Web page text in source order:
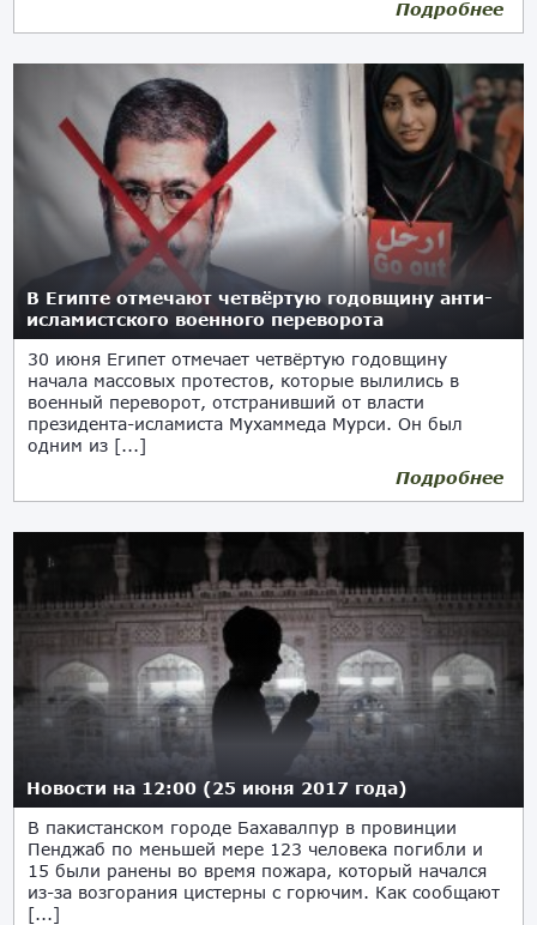
Подробнее
В Египте отмечают четвёртую годовщину анти-
исламистского военного переворота
30 июня Египет отмечает четвёртую годовщину
начала массовых протестов, которые вылились в
военный переворот, отстранивший от власти
президента-исламиста Мухаммеда Мурси. Он был
одним из [...]
Подробнее
Новости на 12:00 (25 июня 2017 года)
В пакистанском городе Бахавалпур в провинции
Пенджаб по меньшей мере 123 человека погибли и
15 были ранены во время пожара, который начался
из-за возгорания цистерны с горючим. Как сообщают
[...]